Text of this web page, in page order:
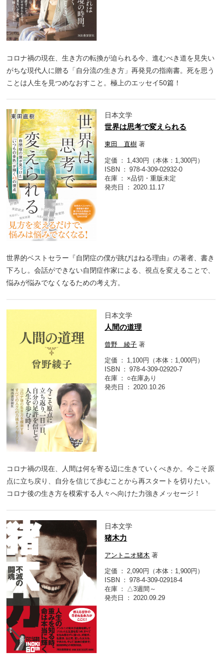
コロナ禍の現在、生き方の転換が迫られる今、進むべき道を見失い
がちな現代人に贈る「自分流の生き方」再発見の指南書。死を思う
ことは人生を見つめなおすこと。極上のエッセイ50篇！
日本文学
世界は思考で変えられる
東田 直樹 著
定価
1,430円（本体：1,300円）
ISBN
978-4-309-02932-0
在庫
×品切・重版未定
発売日
2020.11.17
世界的ベストセラー『自閉症の僕が跳びはねる理由』の著者、書き
下ろし。会話ができない自閉症作家による、視点を変えることで、
悩みが悩みでなくなるための考え方。
日本文学
人間の道理
曾野 綾子 著
定価
1,100円（本体：1,000円）
ISBN
978-4-309-02920-7
在庫
○在庫あり
発売日
2020.10.26
コロナ禍の現在、人間は何を寄る辺に生きていくべきか。今こそ原
点に立ち戻り、自分を信じて歩むことから再スタートを切りたい。
コロナ後の生き方を模索する人々へ向けた力強きメッセージ！
日本文学
猪木力
アントニオ猪木 著
定価
2,090円（本体：1,900円）
ISBN
978-4-309-02918-4
在庫
△3週間～
発売日
2020.09.29